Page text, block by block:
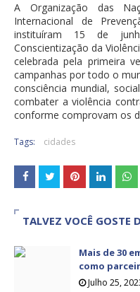
A Organização das
Internacional de
instituíram 15 de
Conscientização da
celebrada pela primeira
campanhas por todo o
consciência mundial,
combater a violência
conforme comprovam os
Tags: cidades
TALVEZ VOCÊ GOSTE
Mais de 30
como
Julho 25,